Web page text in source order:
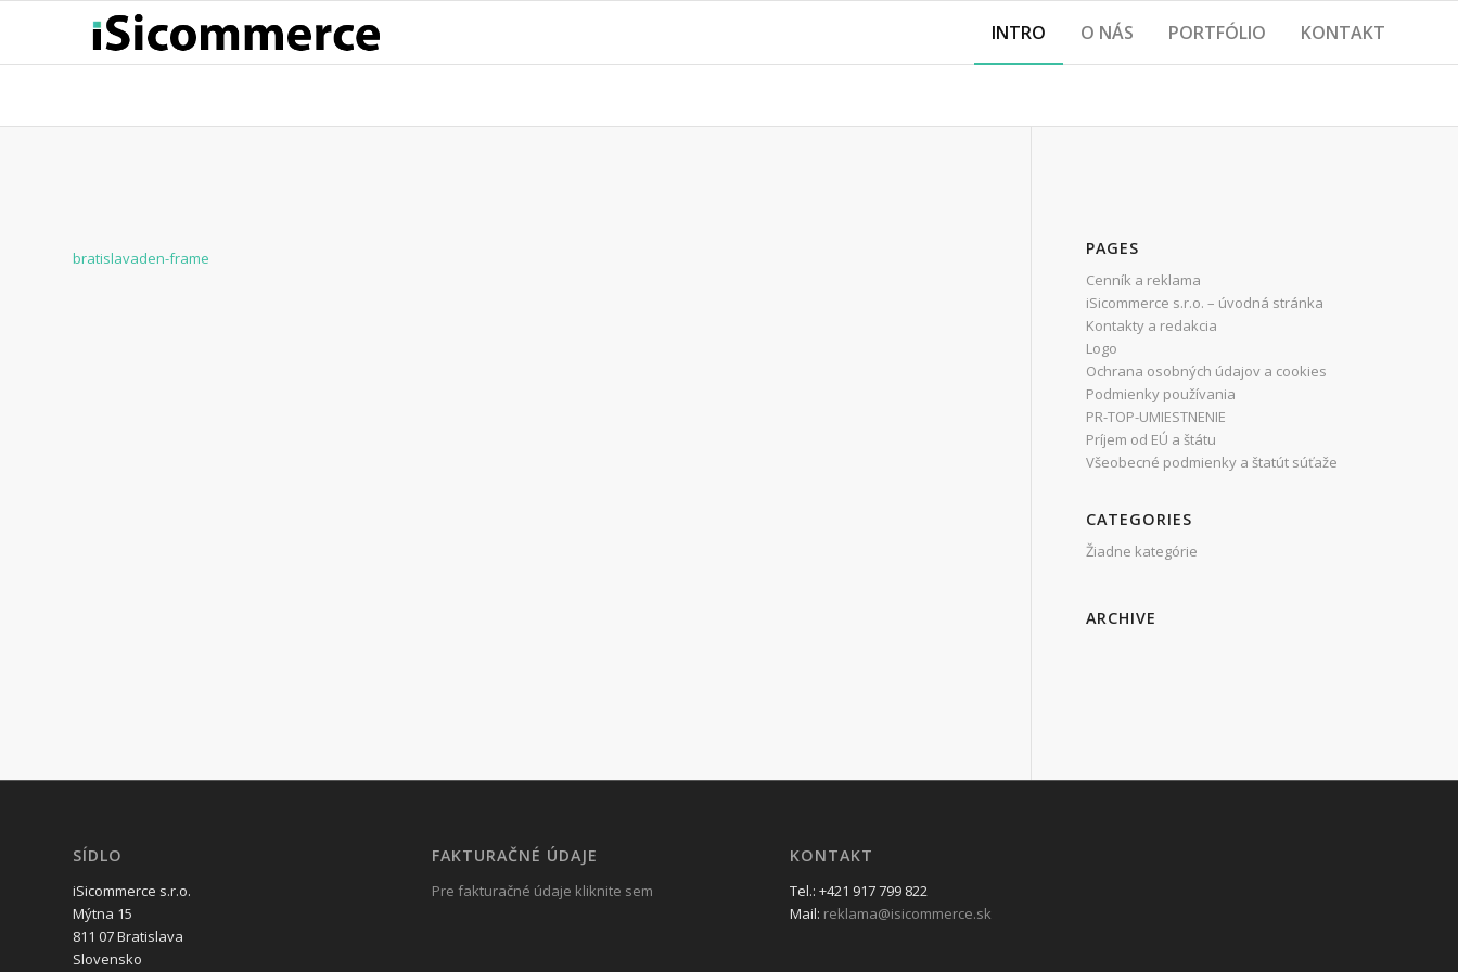
INTRO O NÁS PORTFÓLIO KONTAKT
bratislavaden-frame
PAGES
Cenník a reklama
iSicommerce s.r.o. – úvodná stránka
Kontakty a redakcia
Logo
Ochrana osobných údajov a cookies
Podmienky používania
PR-TOP-UMIESTNENIE
Príjem od EÚ a štátu
Všeobecné podmienky a štatút súťaže
CATEGORIES
Žiadne kategórie
ARCHIVE
SÍDLO
iSicommerce s.r.o.
Mýtna 15
811 07 Bratislava
Slovensko
FAKTURAČNÉ ÚDAJE
Pre fakturačné údaje kliknite sem
KONTAKT
Tel.: +421 917 799 822
Mail: reklama@isicommerce.sk